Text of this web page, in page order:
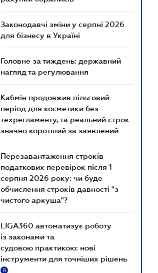
Законодавчі зміни у серпні 2026
для бізнесу в Україні
Головне за тиждень: державний
нагляд та регулювання
Кабмін продовжив пільговий
період для косметики без
техрегламенту, та реальний строк
значно коротший за заявлений
Перезавантаження строків
податкових перевірок після 1
серпня 2026 року: чи буде
обчислення строків давності "з
чистого аркуша"?
LIGA360 автоматизує роботу
із законами та
судовою практикою: нові
інструменти для точніших рішень
R